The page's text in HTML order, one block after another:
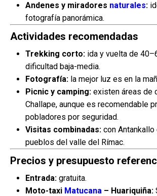
Andenes y miradores naturales:
fotografía panorámica.
Actividades recomendadas
Trekking corto: ida y vuelta de
dificultad baja-media.
Fotografía: la mejor luz es en la
Picnic y camping: existen áreas de
Challape, aunque es recomendable
pobladores por seguridad.
Visitas combinadas: con
pueblos del valle del Rímac.
Precios y presupuesto
Entrada: gratuita.
Moto-taxi Matucana – Huariquiña: